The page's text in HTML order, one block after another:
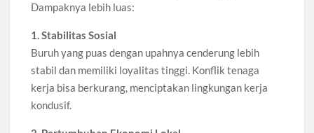
Dampaknya lebih luas:
1. Stabilitas Sosial
Buruh yang puas dengan upahnya cenderung lebih
stabil dan memiliki loyalitas tinggi. Konflik tenaga
kerja bisa berkurang, menciptakan lingkungan kerja
kondusif.